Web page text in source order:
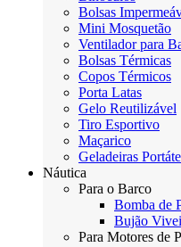
Bolsas
Mini Mosquetão
Ventilador para
Bolsas Térmicas
Copos Térmicos
Porta Latas
Gelo Reutilizável
Tiro Esportivo
Maçarico
Geladeiras
Náutica
Para o Barco
Bomba de
Bujão
Para Motores de